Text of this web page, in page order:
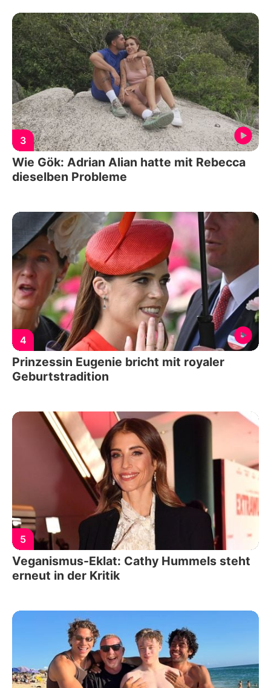
3
Wie Gök: Adrian Alian hatte mit Rebecca
dieselben Probleme
4
Prinzessin Eugenie bricht mit royaler
Geburtstradition
5
Veganismus-Eklat: Cathy Hummels steht
erneut in der Kritik